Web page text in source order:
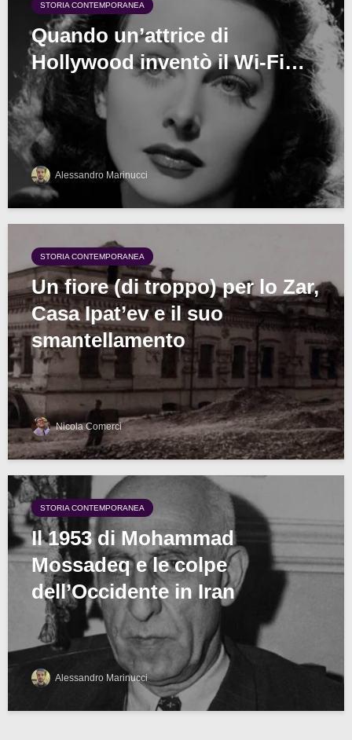
STORIA CONTEMPORANEA
Quando un’attrice di
Hollywood inventò il Wi-Fi…
Alessandro Marinucci
STORIA CONTEMPORANEA
Un fiore (di troppo) per lo Zar,
Casa Ipat’ev e il suo
smantellamento
Nicola Comerci
STORIA CONTEMPORANEA
Il 1953 di Mohammad
Mossadeq e le colpe
dell’Occidente in Iran
Alessandro Marinucci